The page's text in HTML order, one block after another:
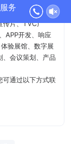
务
命名、商标/VI、
传片、TVC广
APP开发、响应
体验展馆、数字展
、会议策划、产品
可通过以下方式联